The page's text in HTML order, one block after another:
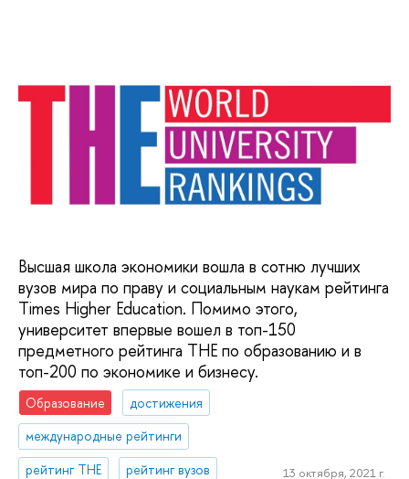
Высшая школа экономики вошла в сотню лучших
вузов мира по праву и социальным наукам рейтинга
Times Higher Education. Помимо этого,
университет впервые вошел в топ-150
предметного рейтинга ТНЕ по образованию и в
топ-200 по экономике и бизнесу.
Образование
достижения
международные рейтинги
рейтинг THE
рейтинг вузов 13 октября, 2021 г.